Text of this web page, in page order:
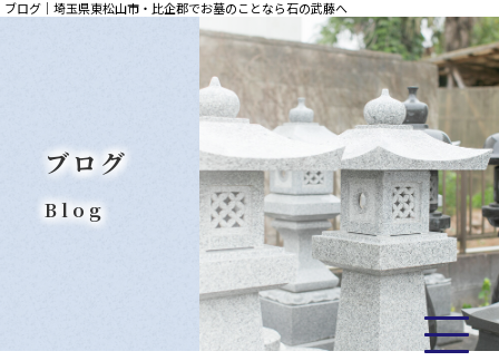
ブログ｜埼玉県東松山市・比企郡でお墓のことなら石の武藤へ
ブログ
Blog